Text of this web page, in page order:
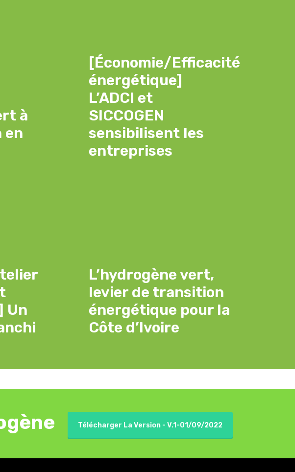
à
en
[Économie/Efficacité
énergétique]
L’ADCI et
SICCOGEN
sensibilisent les
entreprises
Un
L’hydrogène vert,
levier de transition
énergétique pour la
Côte d’Ivoire
Télécharger La Version - V.1-01/09/2022